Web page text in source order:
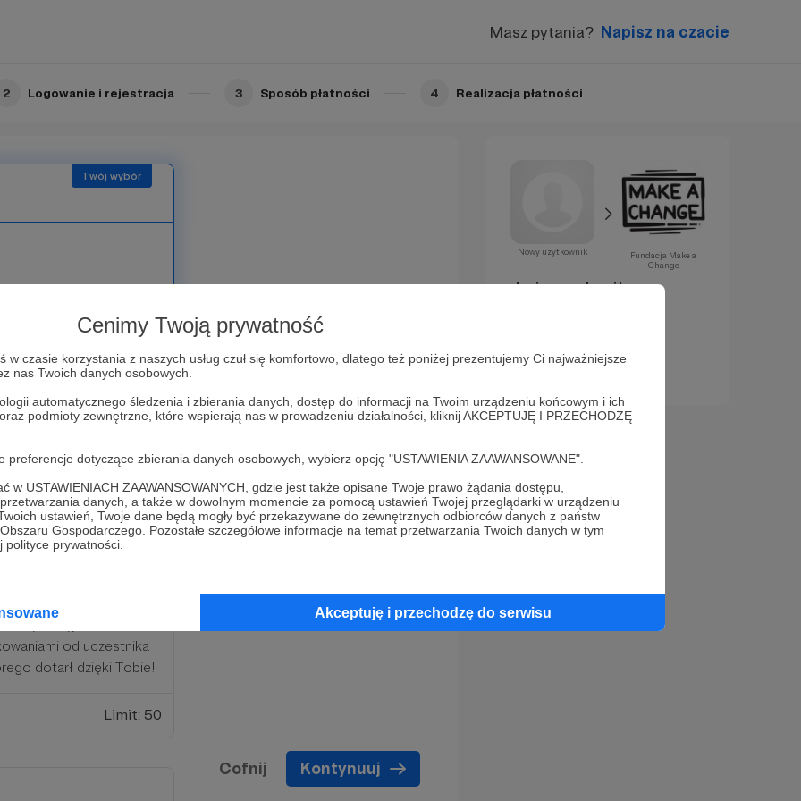
Cenimy Twoją prywatność
w czasie korzystania z naszych usług czuł się komfortowo, dlatego też poniżej prezentujemy Ci najważniejsze
nas Twoich danych osobowych.
automatycznego śledzenia i zbierania danych, dostęp do informacji na Twoim urządzeniu końcowym i ich
podmioty zewnętrzne, które wspierają nas w prowadzeniu działalności, kliknij AKCEPTUJĘ I PRZECHODZĘ
dotyczące zbierania danych osobowych, wybierz opcję "USTAWIENIA ZAAWANSOWANE".
w USTAWIENIACH ZAAWANSOWANYCH, gdzie jest także opisane Twoje prawo żądania dostępu,
danych, a także w dowolnym momencie za pomocą ustawień Twojej przeglądarki w urządzeniu
ustawień, Twoje dane będą mogły być przekazywane do zewnętrznych odbiorców danych z państw
Gospodarczego. Pozostałe szczegółowe informacje na temat przetwarzania Twoich danych w tym
prywatności.
Akceptuję i przechodzę do serwisu
Masz pytania? Napisz na czacie
2 Logowanie i rejestracja 3 Sposób płatności 4 Realizacja płatności
mamy dla
o Tobie zrobi
z naszych
mamy dla
o Tobie uczestnik
wyjazdów Africa
od uczestnika
dotarł dzięki Tobie!
Limit: 50
Cofnij Kontynuuj
Nowy użytkownik
Fundacja Make a
Change
Już za chwilę